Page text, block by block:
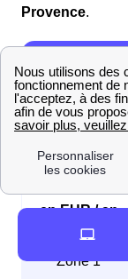
Provence.
Grille
en EUR / an
Zone 1